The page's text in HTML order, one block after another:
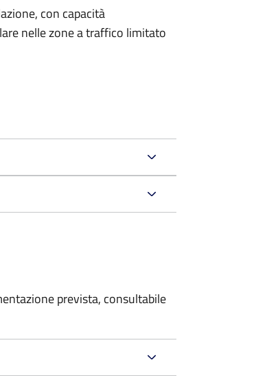
con capacità
nelle zone a traffico limitato
prevista, consultabile